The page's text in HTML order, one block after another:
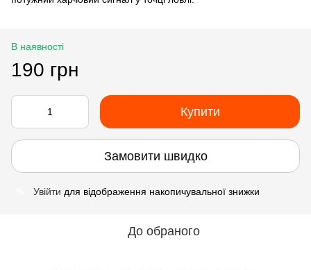
В наявності
190 грн
Купити
Замовити швидко
Увійти для відображення накопичувальної знижки
До обраного